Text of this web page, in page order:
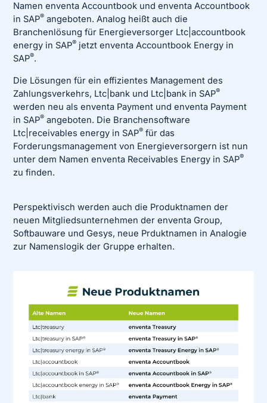
Namen enventa Accountbook und enventa Accountbook
in SAP® angeboten. Analog heißt auch die
Branchenlösung für Energieversorger Ltc|accountbook
energy in SAP® jetzt enventa Accountbook Energy in
SAP®.
Die Lösungen für ein effizientes Management des
Zahlungsverkehrs, Ltc|bank und Ltc|bank in SAP®
werden neu als enventa Payment und enventa Payment
in SAP® angeboten. Die Branchensoftware
Ltc|receivables energy in SAP® für das
Forderungsmanagement von Energieversorgern ist nun
unter dem Namen enventa Receivables Energy in SAP®
zu finden.
Perspektivisch werden auch die Produktnamen der
neuen Mitgliedsunternehmen der enventa Group,
Softbauware und Gesys, neue Prduktnamen in Analogie
zur Namenslogik der Gruppe erhalten.